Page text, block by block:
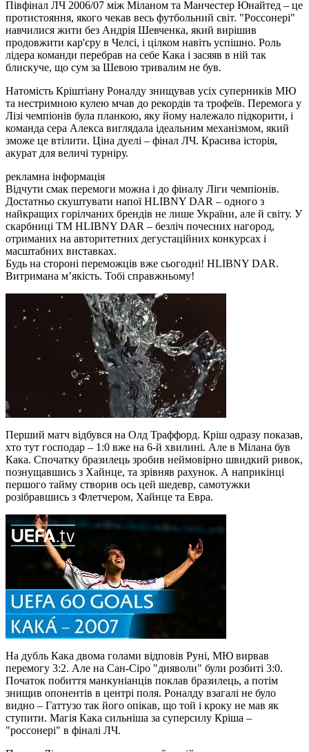
Півфінал ЛЧ 2006/07 між Міланом та Манчестер Юнайтед – це
протистояння, якого чекав весь футбольний світ. "Россонері"
навчилися жити без Андрія Шевченка, який вирішив
продовжити кар'єру в Челсі, і цілком навіть успішно. Роль
лідера команди перебрав на себе Кака і засяяв в ній так
блискуче, що сум за Шевою тривалим не був.
Натомість Кріштіану Роналду знищував усіх суперників МЮ
та нестримною кулею мчав до рекордів та трофеїв. Перемога у
Лізі чемпіонів була планкою, яку йому належало підкорити, і
команда сера Алекса виглядала ідеальним механізмом, який
зможе це втілити. Ціна дуелі – фінал ЛЧ. Красива історія,
акурат для величі турніру.
рекламна інформація
Відчути смак перемоги можна і до фіналу Ліги чемпіонів.
Достатньо скуштувати напої HLIBNY DAR – одного з
найкращих горілчаних брендів не лише України, але й світу. У
скарбниці ТМ HLIBNY DAR – безліч почесних нагород,
отриманих на авторитетних дегустаційних конкурсах і
масштабних виставках.
Будь на стороні переможців вже сьогодні! HLIBNY DAR.
Витримана мʼякість. Тобі справжньому!
Перший матч відбувся на Олд Траффорд. Кріш одразу показав,
хто тут господар – 1:0 вже на 6-й хвилині. Але в Мілана був
Кака. Спочатку бразилець зробив неймовірно швидкий ривок,
познущавшись з Хайнце, та зрівняв рахунок. А наприкінці
першого тайму створив ось цей шедевр, самотужки
розібравшись з Флетчером, Хайнце та Евра.
На дубль Кака двома голами відповів Руні, МЮ вирвав
перемогу 3:2. Але на Сан-Сіро "дияволи" були розбиті 3:0.
Початок побиття манкуніанців поклав бразилець, а потім
знищив опонентів в центрі поля. Роналду взагалі не було
видно – Гаттузо так його опікав, що той і кроку не мав як
ступити. Магія Кака сильніша за суперсилу Кріша –
"россонері" в фіналі ЛЧ.